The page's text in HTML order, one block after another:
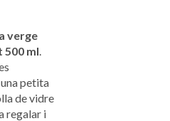
verge
500 ml
petita
de vidre
regalar i